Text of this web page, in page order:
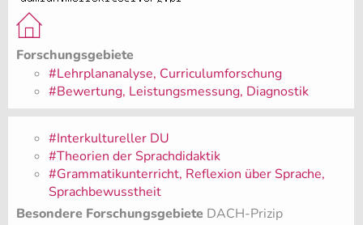
Forschungsgebiete
#Lehrplananalyse, Curriculumforschung
#Bewertung, Leistungsmessung, Diagnostik
#Interkultureller DU
#Theorien der Sprachdidaktik
#Grammatikunterricht, Reflexion über Sprache,
Sprachbewusstheit
Besondere Forschungsgebiete DACH-Prizip